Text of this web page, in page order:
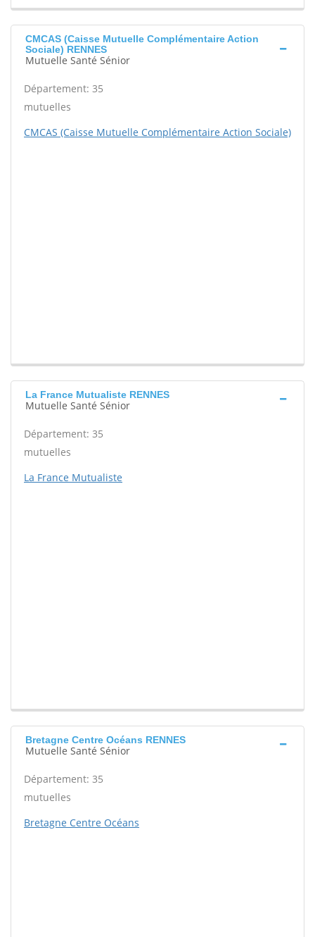
CMCAS (Caisse Mutuelle Complémentaire Action
Sociale) RENNES
Mutuelle Santé Sénior
Département: 35
mutuelles
CMCAS (Caisse Mutuelle Complémentaire Action Sociale)
La France Mutualiste RENNES
Mutuelle Santé Sénior
Département: 35
mutuelles
La France Mutualiste
Bretagne Centre Océans RENNES
Mutuelle Santé Sénior
Département: 35
mutuelles
Bretagne Centre Océans